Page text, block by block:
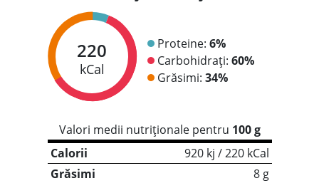
220
kCal
Proteine: 6%
Carbohidrați: 60%
Grăsimi: 34%
Valori medii nutriționale pentru 100 g
Calorii
920 kj / 220 kCal
Grăsimi
8 g